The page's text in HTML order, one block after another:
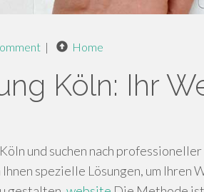
| Home
Köln: Ihr
und suchen nach
spezielle Lösungen, um Ihren